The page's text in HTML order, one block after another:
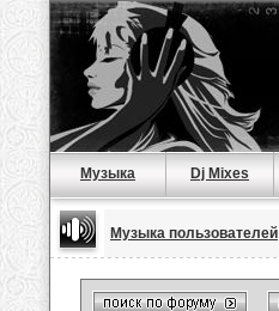
Музыка Dj Mixes
Музыка пользователей